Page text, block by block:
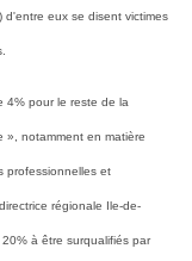
d'entre eux se disent victimes
4% pour le reste de la
», notamment en matière
professionnelles et
régionale Ile-de-
à être surqualifiés par